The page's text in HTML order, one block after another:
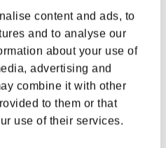
content and ads, to
and to analyse our
about your use of
advertising and
combine it with other
to them or that
use of their services.